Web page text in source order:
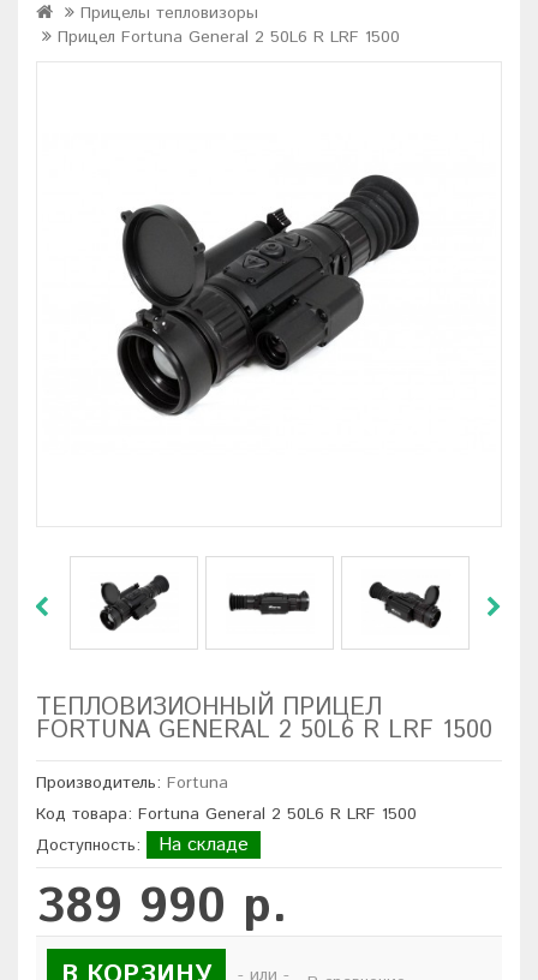
Прицелы тепловизоры
Прицел Fortuna General 2 50L6 R LRF 1500
ТЕПЛОВИЗИОННЫЙ ПРИЦЕЛ
FORTUNA GENERAL 2 50L6 R LRF 1500
Производитель: Fortuna
Код товара: Fortuna General 2 50L6 R LRF 1500
Доступность:
На складе
389 990 р.